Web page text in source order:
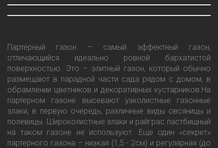
Партерный газон – самый эффектный газон,
отличающийся идеально ровной бархатистой
поверхностью. Это – элитный газон, который обычно
размещают в парадной части сада рядом с домом, в
обрамлении цветников и декоративных кустарников.На
партерном газоне высевают узколистные газонные
злаки, в первую очередь, различные виды овсяницы и
полевицы. Широколистные злаки и райграс пастбищный
на таком газоне не используют. Еще один «секрет»
партерного газона – низкая (1,5 - 2см) и регулярная (до